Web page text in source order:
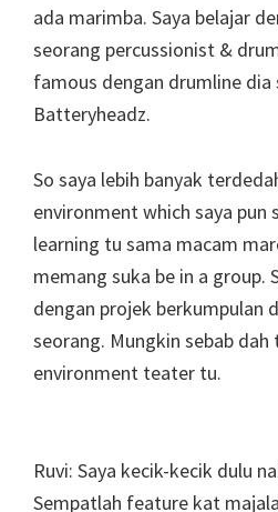
ada marimba. Saya belajar
seorang percussionist &
famous dengan drumline dia
Batteryheadz.
So saya lebih banyak
environment which saya pun
learning tu sama macam
memang suka be in a group.
dengan projek berkumpulan
seorang. Mungkin sebab dah
environment teater tu.
Ruvi: Saya kecik-kecik dulu
Sempatlah feature kat